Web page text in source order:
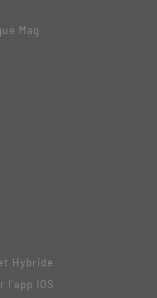
Mag
Hybride
IOS